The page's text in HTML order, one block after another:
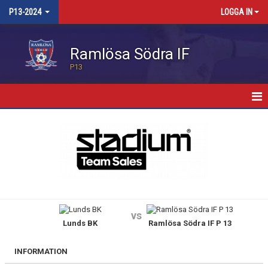
P13-2024 LOGGA IN
Ramlösa Södra IF
P13
KONTAKT
Lunds BK
vs
Ramlösa Södra IF P 13
INFORMATION